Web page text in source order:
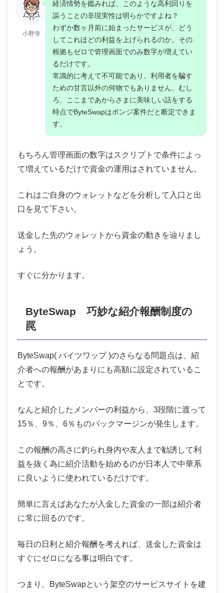
小野寺
経済情勢を鑑みれば、このような高利回りを
謳うことの非現実性は明らかですよね？
わずか数ヶ月前に始まったサービスが、どう
してこれほどの利益を上げられるのか。その
根拠もゼロで管理画面でのみ数字が増えてい
るだけです。
常識的に考えて不可能であり、利用者を騙す
ための甘言以外の何物でもありません。むし
ろ、ここまであからさまに美味しい話をする
時点でByteSwapはポンジ案件だと断定できま
す。
もちろん管理画面の数字はスクリプトで条件によっ
て増えているだけで資金の運用はされていません。
これはご自身のウォレットなどを分析して入口と出
口を見て下さい。
送金した先のウォレットから資金の動きを辿りまし
ょう。
すぐに分かります。
ByteSwap 巧妙な紹介報酬制度の
罠
ByteSwap( バイツワップ )のさらなる問題点は、紹
介者への報酬があまりにも高額に設定されているこ
とです。
なんと紹介したメンバーの利益から、3段階に渡って
15％、9％、6％ものバックマージンが発生します。
この報酬の高さに釣られ身内や友人まで勧誘して利
益を抜く為に紹介活動を始めるのが日本人で中華系
に良いように使われているだけです。
簡単に言えばあなたが入金した資金の一部は紹介者
に常に回るのです。
毎日の日利と紹介報酬を考えれば、送金した資金は
すぐにゼロになる事は明白です。
つまり、ByteSwapという架空のサービスサイトを建